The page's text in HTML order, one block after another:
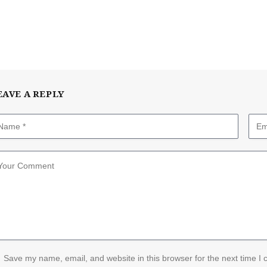
A REPLY
Save my name, email, and website in this browser for the next time I